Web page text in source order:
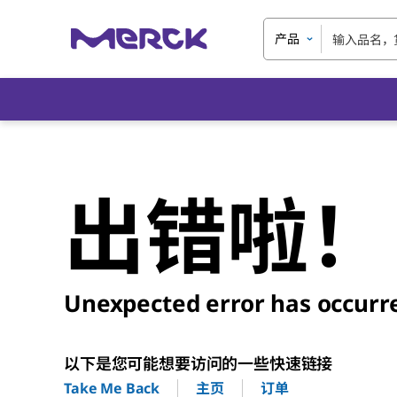
产品
出错啦！
Unexpected error has
以下是您可能想要访问的一些快速链接
Take Me Back 主页 订单